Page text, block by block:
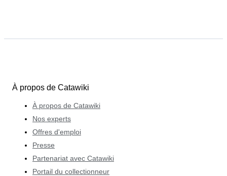
À propos de Catawiki
À propos de Catawiki
Nos experts
Offres d'emploi
Presse
Partenariat avec Catawiki
Portail du collectionneur